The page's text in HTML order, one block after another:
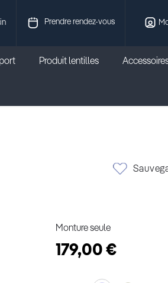
Prendre rendez-vous
Produit lentilles
Monture seule
179,00 €